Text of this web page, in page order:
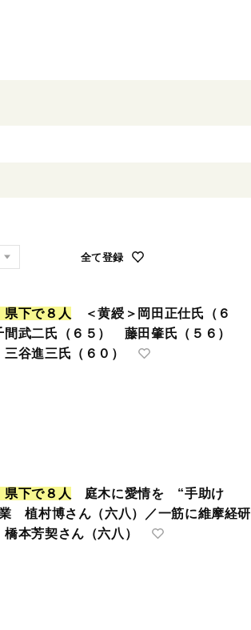
全て登録
県下で８ 人
＜黄綬＞岡田正仕氏（６
武二氏（６５） 藤田肇氏（５６）
谷進三氏（６０）
県下で８ 人
庭木に愛情を “手助け
植村博さん（六八）／一筋に維摩経研
芳契さん（六八）